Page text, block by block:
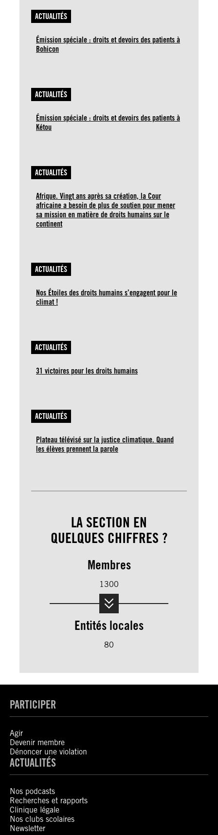
ACTUALITÉS
Émission spéciale : droits et devoirs des patients à
Bohicon
ACTUALITÉS
Émission spéciale : droits et devoirs des patients à
Kétou
ACTUALITÉS
Afrique. Vingt ans après sa création, la Cour
africaine a besoin de plus de soutien pour mener
sa mission en matière de droits humains sur le
continent
ACTUALITÉS
Nos Étoiles des droits humains s’engagent pour le
climat !
ACTUALITÉS
31 victoires pour les droits humains
ACTUALITÉS
Plateau télévisé sur la justice climatique. Quand
les élèves prennent la parole
LA SECTION EN
QUELQUES CHIFFRES ?
Membres
1300
Entités locales
80
PARTICIPER
Agir
Devenir membre
Dénoncer une violation
ACTUALITÉS
Nos podcasts
Recherches et rapports
Clinique légale
Nos clubs scolaires
Newsletter